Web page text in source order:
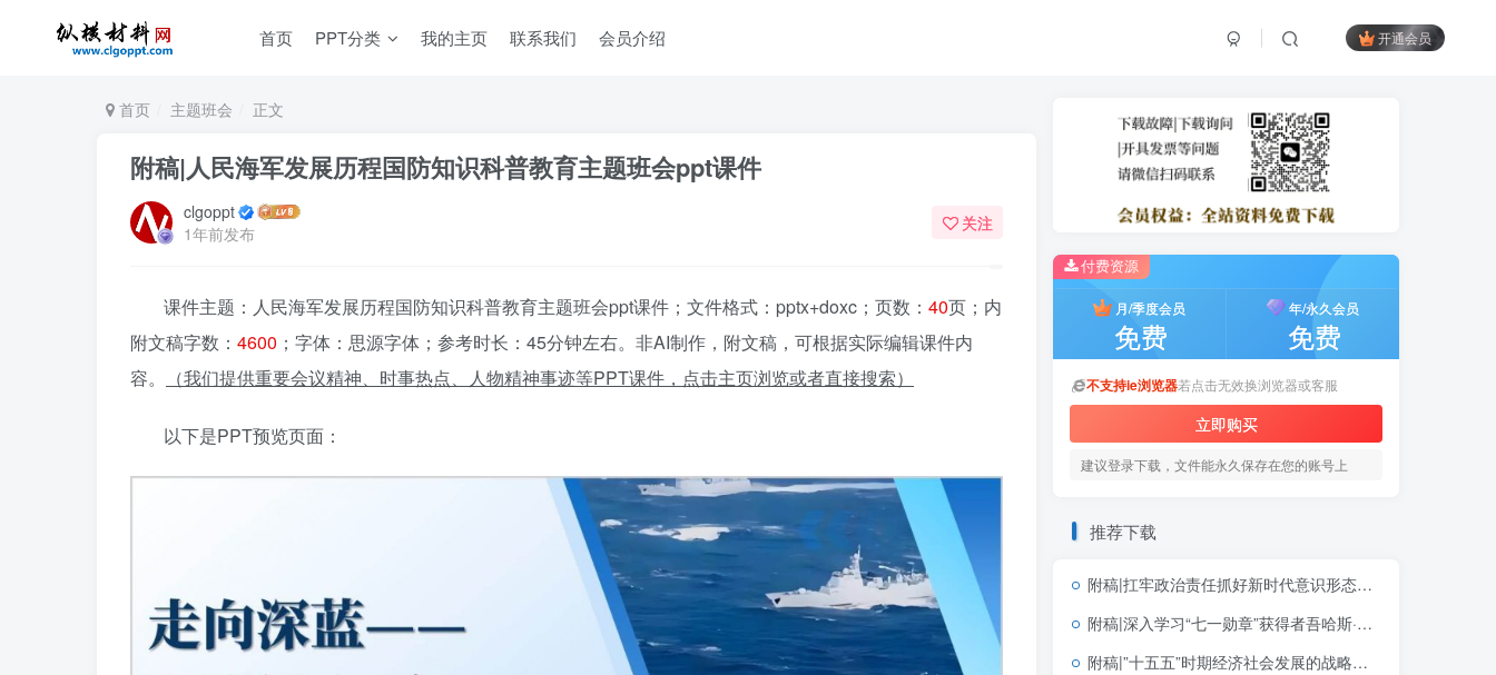
首页 PPT分类 我的主页 联系我们 会员介绍 开通会员
首页 主题班会 正文
附稿|人民海军发展历程国防知识科普教育主题班会ppt课件
clgoppt
1年前发布
关注
课件主题：人民海军发展历程国防知识科普教育主题班会ppt课件；文件格式：pptx+doxc；页数： 40页；内
附文稿字数： 4600 ；字体：思源字体；参考时长：45分钟左右。非AI制作，附文稿，可根据实际编辑课件内
容。
（我们提供重要会议精神、时事热点、人物精神事迹等PPT课件，点击主页浏览或者直接搜索）
以下是PPT预览页面：
付费资源
月/季度会员
免费
年/永久会员
免费
不支持ie浏览器若点击无效换浏览器或客服
立即购买
建议登录下载，文件能永久保存在您的账号上
推荐下载
附稿|扛牢政治责任抓好新时代意识形态工作专题党课课件PPT
附稿|深入学习“七一勋章”获得者吾哈斯·苏来曼同志先进事迹PPT模板下载
附稿|”十五五”时期经济社会发展的战略任务和重大举措完整版党团思政宣讲PPT模板免费下载